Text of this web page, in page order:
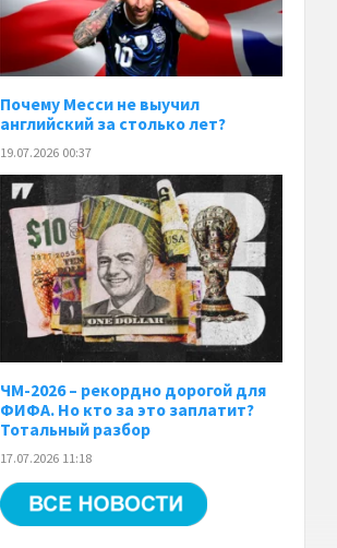
Почему Месси не выучил
английский за столько лет?
19.07.2026 00:37
ЧМ-2026 – рекордно дорогой для
ФИФА. Но кто за это заплатит?
Тотальный разбор
17.07.2026 11:18